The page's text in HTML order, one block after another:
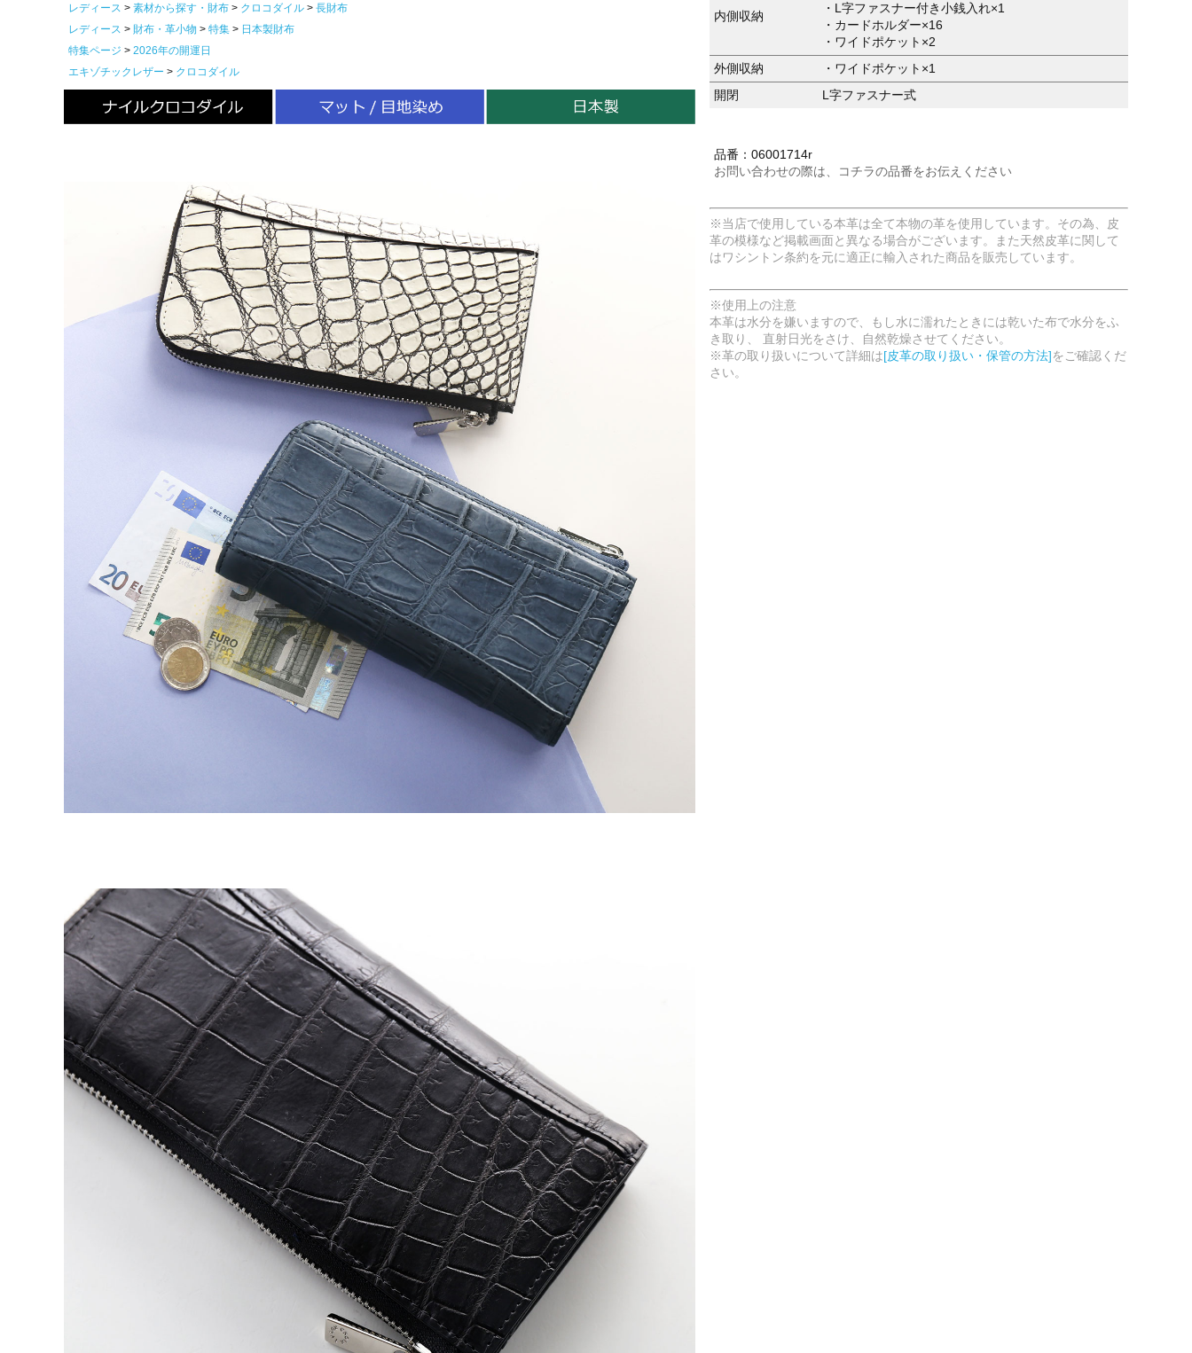
レディース
素材から探す・財布 クロコダイル
長財布
レディース
財布・革小物 特集
日本製財布
特集ページ
2026年の開運日
エキゾチックレザー
クロコダイル
内側収納
・L字ファスナー付き小銭入れ×1
・カードホルダー×16
・ワイドポケット×2
外側収納
・ワイドポケット×1
開閉
L字ファスナー式
品番：06001714r
お問い合わせの際は、コチラの品番をお伝えください
※当店で使用している本革は全て本物の革を使用しています。その為、皮
革の模様など掲載画面と異なる場合がございます。また天然皮革に関して
はワシントン条約を元に適正に輸入された商品を販売しています。
※使用上の注意
本革は水分を嫌いますので、もし水に濡れたときには乾いた布で水分をふ
き取り、 直射日光をさけ、自然乾燥させてください。
※革の取り扱いについて詳細は[皮革の取り扱い・保管の方法]をご確認くだ
さい。